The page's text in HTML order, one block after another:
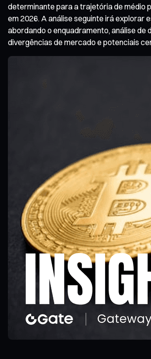
determinante para a trajetória de médio
em 2026. A análise seguinte irá explorar
abordando o enquadramento, análise de
divergências de mercado e potenciais